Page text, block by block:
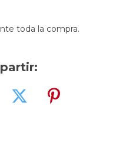
toda la compra.